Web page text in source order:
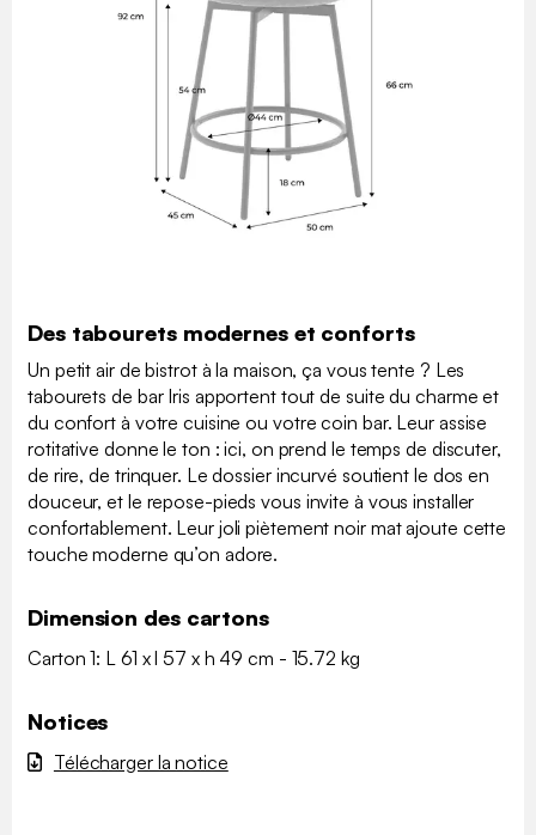
Des tabourets modernes et conforts
Un petit air de bistrot à la maison, ça vous tente ? Les
tabourets de bar Iris apportent tout de suite du charme et
du confort à votre cuisine ou votre coin bar. Leur assise
rotitative donne le ton : ici, on prend le temps de discuter,
de rire, de trinquer. Le dossier incurvé soutient le dos en
douceur, et le repose-pieds vous invite à vous installer
confortablement. Leur joli piètement noir mat ajoute cette
touche moderne qu’on adore.
Dimension des cartons
Carton 1: L 61 x l 57 x h 49 cm - 15.72 kg
Notices
Télécharger la notice